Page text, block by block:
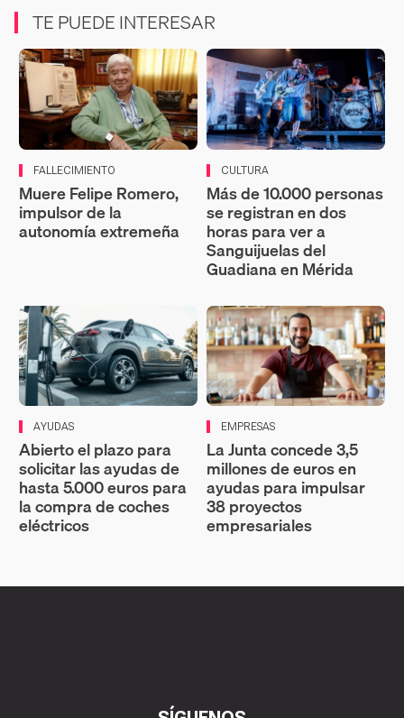
TE PUEDE INTERESAR
FALLECIMIENTO
Muere Felipe Romero,
impulsor de la
autonomía extremeña
CULTURA
Más de 10.000 personas
se registran en dos
horas para ver a
Sanguijuelas del
Guadiana en Mérida
AYUDAS
Abierto el plazo para
solicitar las ayudas de
hasta 5.000 euros para
la compra de coches
eléctricos
EMPRESAS
La Junta concede 3,5
millones de euros en
ayudas para impulsar
38 proyectos
empresariales